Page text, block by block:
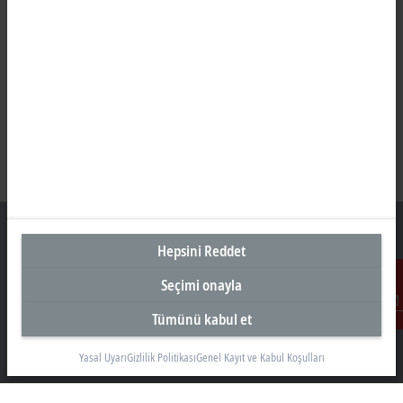
Beckhoff Otomasyon Ltd. Şti.
Akkom 3. Blok Kelif Plaza 4. Kat
34768 Ümraniye İstanbul
Hepsini Reddet
Seçimi onayla
Tümünü kabul et
Yasal UyarıGizlilik PolitikasıGenel Kayıt ve Kabul Koşulları